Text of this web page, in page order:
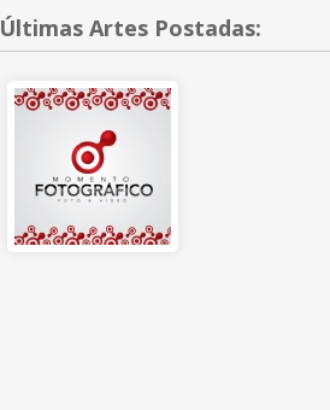
Últimas Artes Postadas: